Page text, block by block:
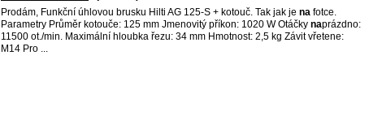
Prodám, Funkční úhlovou brusku Hilti AG 125-S + kotouč. Tak jak je na fotce.
Parametry Průměr kotouče: 125 mm Jmenovitý příkon: 1020 W Otáčky naprázdno:
11500 ot./min. Maximální hloubka řezu: 34 mm Hmotnost: 2,5 kg Závit vřetene:
M14 Pro ...